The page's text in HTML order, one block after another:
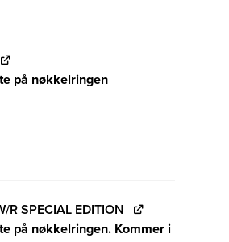
på nøkkelringen
R SPECIAL EDITION
på nøkkelringen. Kommer i